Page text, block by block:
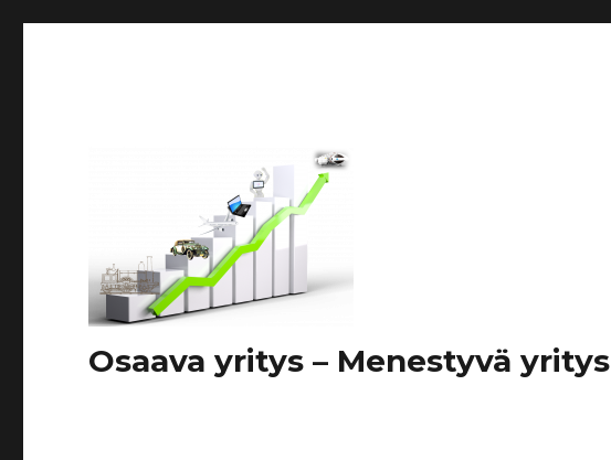
Osaava yritys – Menestyvä yritys